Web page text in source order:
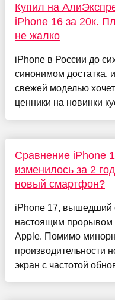
Купил на
iPhone 16 за 20к.
не жалко
iPhone в России до
синонимом достатка,
свежей моделью
ценники на новинки
Сравнение iPhone
изменилось за 2
новый смартфон?
iPhone 17, вышедший
настоящим прорывом
Apple. Помимо
производительности
экран с частотой